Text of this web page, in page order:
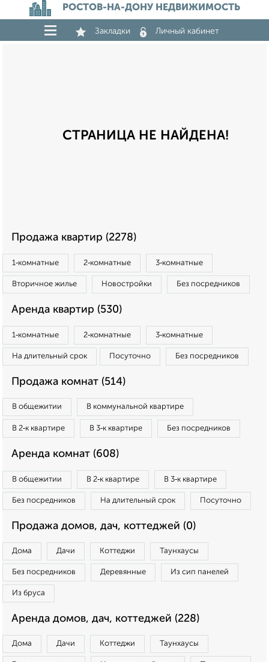
РОСТОВ-НА-ДОНУ НЕДВИЖИМОСТЬ
Закладки Личный кабинет
СТРАНИЦА НЕ НАЙДЕНА!
Продажа квартир (2278)
1‑комнатные 2‑комнатные 3‑комнатные
Вторичное жилье Новостройки Без посредников
Аренда квартир (530)
1‑комнатные 2‑комнатные 3‑комнатные
На длительный срок Посуточно Без посредников
Продажа комнат (514)
В общежитии В коммунальной квартире
В 2‑к квартире В 3‑к квартире Без посредников
Аренда комнат (608)
В общежитии В 2‑к квартире В 3‑к квартире
Без посредников На длительный срок Посуточно
Продажа домов, дач, коттеджей (0)
Дома Дачи Коттеджи Таунхаусы
Без посредников Деревянные Из сип панелей
Из бруса
Аренда домов, дач, коттеджей (228)
Дома Дачи Коттеджи Таунхаусы